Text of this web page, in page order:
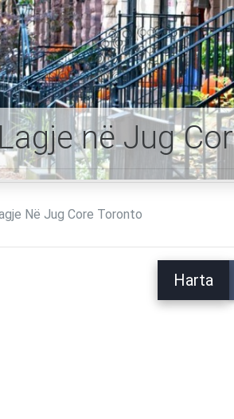
në Jug
Në Jug Core Toronto
Harta